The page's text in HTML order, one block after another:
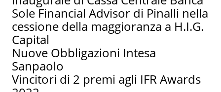
Sole Financial Advisor di Pinalli nella
cessione della maggioranza a H.I.G.
Capital
Nuove Obbligazioni Intesa
Sanpaolo
Vincitori di 2 premi agli IFR Awards